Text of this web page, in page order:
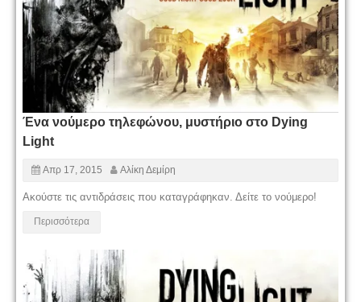
Ένα νούμερο τηλεφώνου, μυστήριο στο Dying
Light
Απρ 17, 2015 Αλίκη Δεμίρη
Ακούστε τις αντιδράσεις που καταγράφηκαν. Δείτε το νούμερο!
Περισσότερα